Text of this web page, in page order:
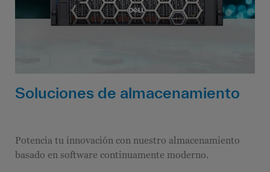
Soluciones de almacenamiento
Potencia tu innovación con nuestro almacenamiento
basado en software continuamente moderno.